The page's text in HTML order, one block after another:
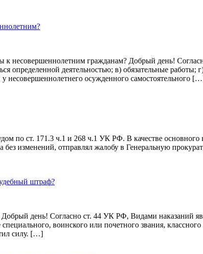
к несовершеннолетним гражданам? Добрый день!
определенной деятельностью; в) обязательные
несовершеннолетнего осужденного самостоятельного
по ст. 171.3 ч.1 и 268 ч.1 УК РФ. В качестве
изменений, отправлял жалобу в Генеральную
штраф?
день! Согласно ст. 44 УК РФ, Видами наказаний
воинского или почетного звания,
силу. […]